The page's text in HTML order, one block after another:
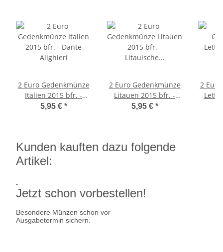
2 Euro Gedenkmünze
Italien 2015 bfr. -
Dante Alighieri
5,95 € *
2 Euro Gedenkmünze
Litauen 2015 bfr. -
Litauische Sprache
5,95 € *
2
Kunden kauften dazu folgende
Artikel:
Jetzt schon vorbestellen!
Besondere Münzen schon vor
Ausgabetermin sichern.